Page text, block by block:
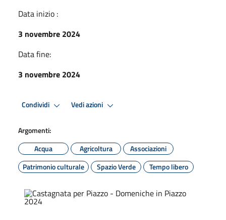
Data inizio :
3 novembre 2024
Data fine:
3 novembre 2024
Condividi Vedi azioni
Argomenti:
Acqua
Agricoltura
Associazioni
Patrimonio culturale
Spazio Verde Tempo libero